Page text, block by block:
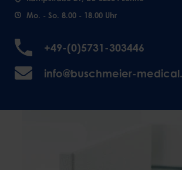
Mo. - So. 8.00 - 18.00 Uhr
+49-(0)5731-303446
info@buschmeier-